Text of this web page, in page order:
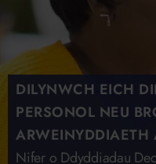
DILYNWCH EICH
PERSONOL NEU
ARWEINYDDIAETH
Nifer o Ddyddiadau